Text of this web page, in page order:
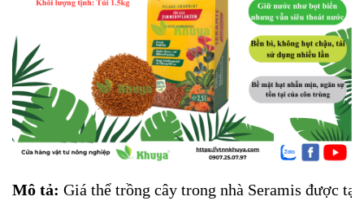
Mô tả: Giá thể trồng cây trong nhà Seramis được